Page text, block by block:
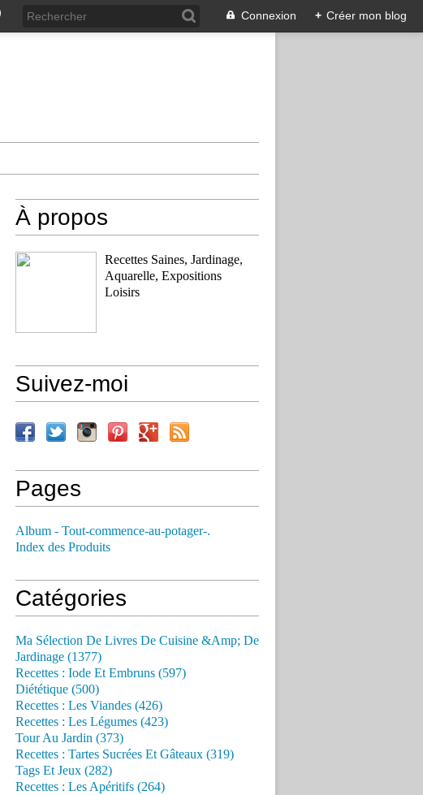
Connexion + Créer mon blog
À propos
Recettes Saines, Jardinage,
Aquarelle, Expositions
Loisirs
Suivez-moi
Pages
Album - Tout-commence-au-potager-.
Index des Produits
Catégories
Ma Sélection De Livres De Cuisine &Amp; De
Jardinage (1377)
Recettes : Iode Et Embruns (597)
Diététique (500)
Recettes : Les Viandes (426)
Recettes : Les Légumes (423)
Tour Au Jardin (373)
Recettes : Tartes Sucrées Et Gâteaux (319)
Tags Et Jeux (282)
Recettes : Les Apéritifs (264)